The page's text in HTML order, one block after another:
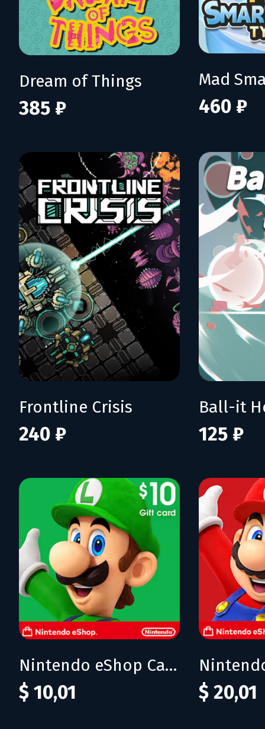
Dream of Things
385 ₽ 460 ₽
Frontline Crisis
240 ₽
Ball-it
125 ₽
Nintendo eShop Card 10$ (USA)
$ 10,01 $ 20,01